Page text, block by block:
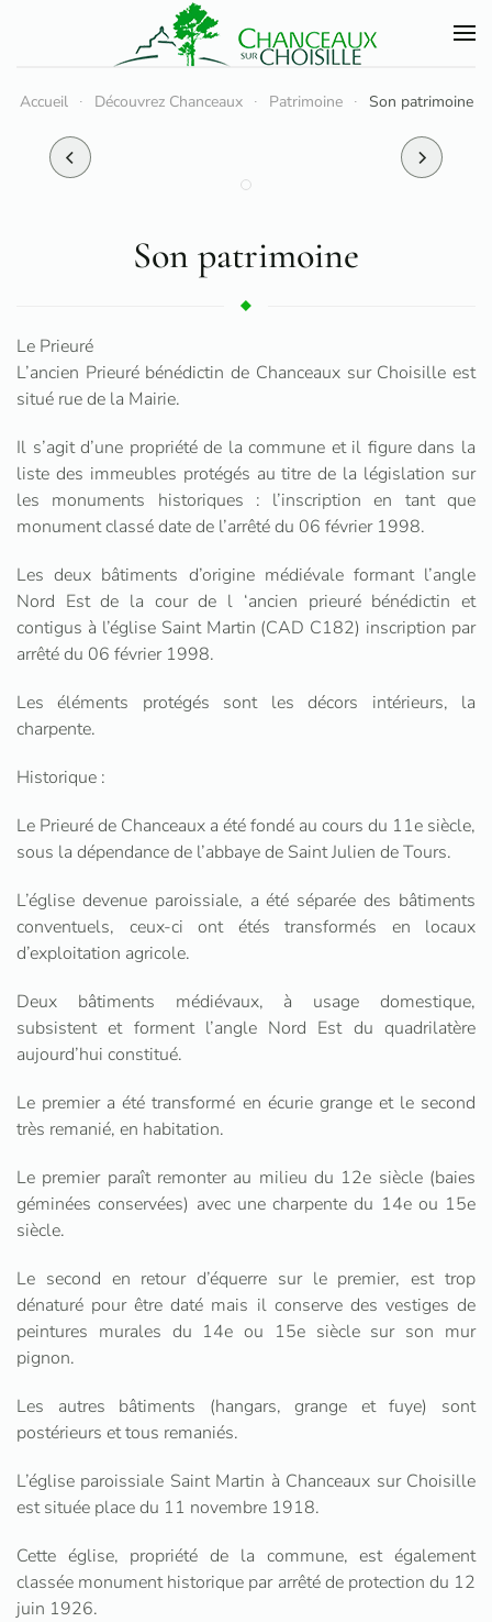
Accéder au contenu principal
Accueil Découvrez Chanceaux Patrimoine Son patrimoine
Son patrimoine
Le Prieuré
L’ancien Prieuré bénédictin de Chanceaux sur Choisille est
situé rue de la Mairie.
Il s’agit d’une propriété de la commune et il figure dans la
liste des immeubles protégés au titre de la législation sur
les monuments historiques : l’inscription en tant que
monument classé date de l’arrêté du 06 février 1998.
Les deux bâtiments d’origine médiévale formant l’angle
Nord Est de la cour de l ‘ancien prieuré bénédictin et
contigus à l’église Saint Martin (CAD C182) inscription par
arrêté du 06 février 1998.
Les éléments protégés sont les décors intérieurs, la
charpente.
Historique :
Le Prieuré de Chanceaux a été fondé au cours du 11e siècle,
sous la dépendance de l’abbaye de Saint Julien de Tours.
L’église devenue paroissiale, a été séparée des bâtiments
conventuels, ceux-ci ont étés transformés en locaux
d’exploitation agricole.
Deux bâtiments médiévaux, à usage domestique,
subsistent et forment l’angle Nord Est du quadrilatère
aujourd’hui constitué.
Le premier a été transformé en écurie grange et le second
très remanié, en habitation.
Le premier paraît remonter au milieu du 12e siècle (baies
géminées conservées) avec une charpente du 14e ou 15e
siècle.
Le second en retour d’équerre sur le premier, est trop
dénaturé pour être daté mais il conserve des vestiges de
peintures murales du 14e ou 15e siècle sur son mur
pignon.
Les autres bâtiments (hangars, grange et fuye) sont
postérieurs et tous remaniés.
L’église paroissiale Saint Martin à Chanceaux sur Choisille
est située place du 11 novembre 1918.
Cette église, propriété de la commune, est également
classée monument historique par arrêté de protection du 12
juin 1926.